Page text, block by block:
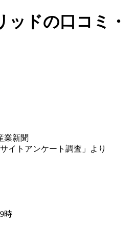
ッドの口コミ・
業新聞
イトアンケート調査」より
時